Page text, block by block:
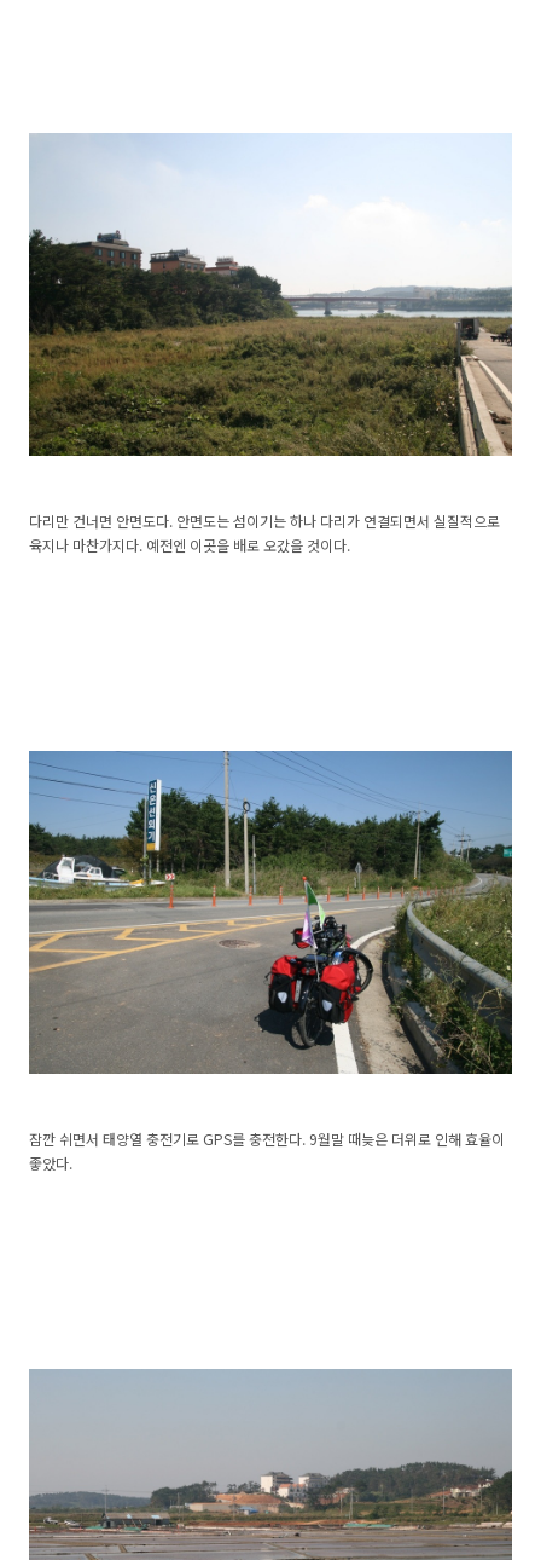
다리만 건너면 안면도다. 안면도는 섬이기는 하나 다리가 연결되면서 실질적으로
육지나 마찬가지다. 예전엔 이곳을 배로 오갔을 것이다.
잠깐 쉬면서 태양열 충전기로 GPS를 충전한다. 9월말 때늦은 더위로 인해 효율이
좋았다.